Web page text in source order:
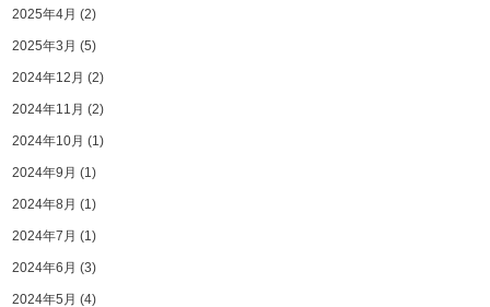
2025年4月 (2)
2025年3月 (5)
2024年12月 (2)
2024年11月 (2)
2024年10月 (1)
2024年9月 (1)
2024年8月 (1)
2024年7月 (1)
2024年6月 (3)
2024年5月 (4)